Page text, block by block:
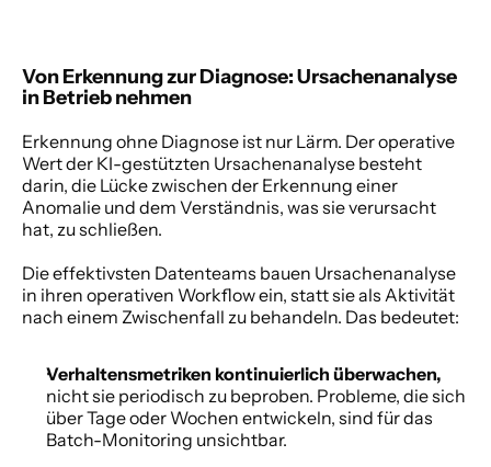
Von Erkennung zur Diagnose: Ursachenanalyse
in Betrieb nehmen
Erkennung ohne Diagnose ist nur Lärm. Der operative
Wert der KI-gestützten Ursachenanalyse besteht
darin, die Lücke zwischen der Erkennung einer
Anomalie und dem Verständnis, was sie verursacht
hat, zu schließen.
Die effektivsten Datenteams bauen Ursachenanalyse
in ihren operativen Workflow ein, statt sie als Aktivität
nach einem Zwischenfall zu behandeln. Das bedeutet:
nicht sie periodisch zu beproben. Probleme, die sich
über Tage oder Wochen entwickeln, sind für das
Batch-Monitoring unsichtbar.